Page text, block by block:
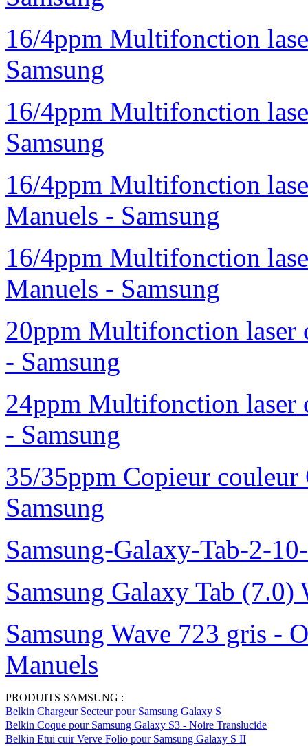
16/4ppm Multifonction
Samsung
16/4ppm Multifonction
Samsung
16/4ppm Multifonction
Manuels - Samsung
16/4ppm Multifonction
Manuels - Samsung
20ppm Multifonction
- Samsung
24ppm Multifonction
- Samsung
35/35ppm Copieur
Samsung
Samsung-Galaxy-Tab-2-
Samsung Galaxy Tab
Samsung Wave 723 gris -
Manuels
PRODUITS SAMSUNG :
Belkin Chargeur Secteur pour Samsung Galaxy S
Belkin Coque pour Samsung Galaxy S3 - Noire Translucide
Belkin Etui cuir Verve Folio pour Samsung Galaxy S II